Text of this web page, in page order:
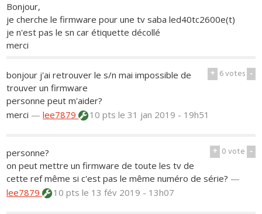
Bonjour,
je cherche le firmware pour une tv saba led40tc2600e(t)
je n'est pas le sn car étiquette décollé
merci
+ 6votes -
bonjour j'ai retrouver le s/n mai impossible de
trouver un firmware
personne peut m'aider?
merci —lee7879 10 ptsle 31 jan 2019 - 19h51
+ 0vote -
personne?
on peut mettre un firmware de toute les tv de
cette ref même si c'est pas le même numéro de série? —
lee7879
10 ptsle 13 fév 2019 - 13h07